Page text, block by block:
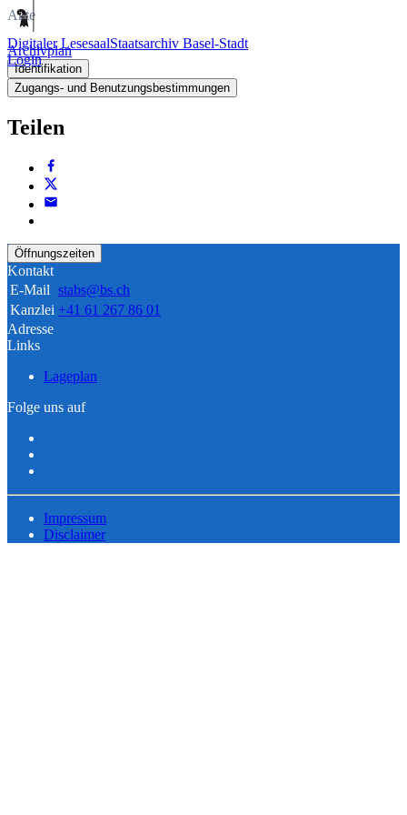
Digitaler LesesaalStaatsarchiv Basel-Stadt
Login
Akte
Archivplan
Identifikation
Zugangs- und Benutzungsbestimmungen
Teilen
Öffnungszeiten
Kontakt
E-Mail stabs@bs.ch
Kanzlei +41 61 267 86 01
Adresse
Links
Lageplan
Folge uns auf
Impressum
Disclaimer